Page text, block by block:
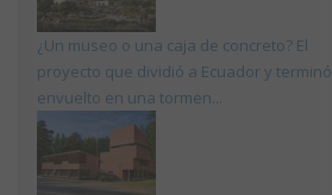
¿Un museo o una caja de concreto? El
proyecto que dividió a Ecuador y terminó
envuelto en una tormen...